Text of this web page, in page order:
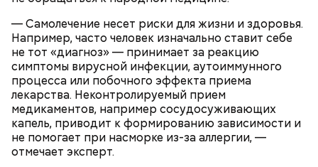
— Самолечение несет риски для жизни и здоровья.
Например, часто человек изначально ставит себе
не тот «диагноз» — принимает за реакцию
симптомы вирусной инфекции, аутоиммунного
процесса или побочного эффекта приема
лекарства. Неконтролируемый прием
медикаментов, например сосудосуживающих
капель, приводит к формированию зависимости и
не помогает при насморке из-за аллергии, —
отмечает эксперт.
сливки жирностью 20 процентов.